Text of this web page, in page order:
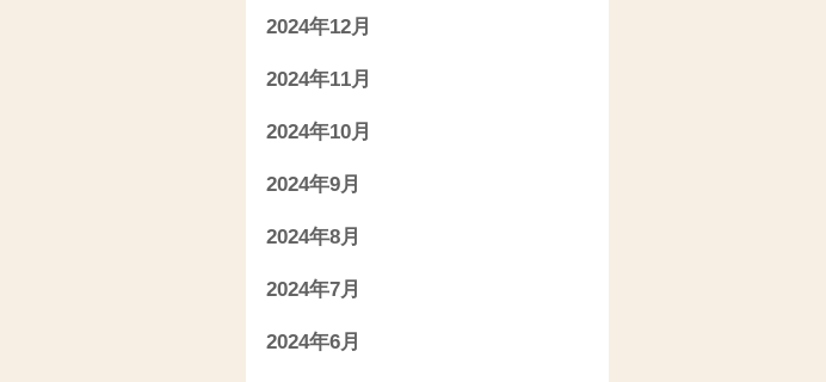
2024年12月
2024年11月
2024年10月
2024年9月
2024年8月
2024年7月
2024年6月